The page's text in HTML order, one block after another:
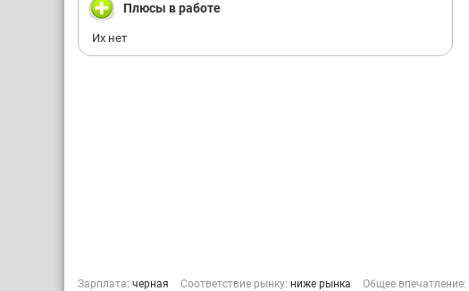
Плюсы в работе
Их нет
Зарплата: черная Соответствие рынку: ниже рынка Общее впечатление: